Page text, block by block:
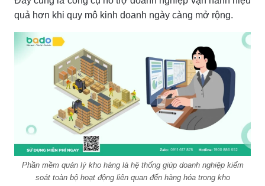
quả hơn khi quy mô kinh doanh ngày càng mở rộng.
Phần mềm quản lý kho hàng là hệ thống giúp doanh nghiệp kiểm
soát toàn bộ hoạt động liên quan đến hàng hóa trong kho